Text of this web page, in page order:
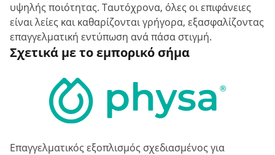
υψηλής ποιότητας. Ταυτόχρονα, όλες οι επιφάνειες
είναι λείες και καθαρίζονται γρήγορα, εξασφαλίζοντας
επαγγελματική εντύπωση ανά πάσα στιγμή.
Σχετικά με το εμπορικό σήμα
Επαγγελματικός εξοπλισμός σχεδιασμένος για